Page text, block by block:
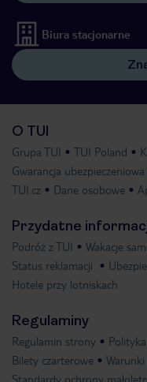
Biura stacjonarne
O TUI
Grupa TUI TUI Poland
Gwarancja ubezpieczeniowa
TUI.cz
Dane osobowe
Przydatne
Podróż z TUI Wakacje
Status reklamacji
Hotele przy lotniskach
Regulaminy
Regulamin strony
Bilety czarterowe
Standardy ochrony